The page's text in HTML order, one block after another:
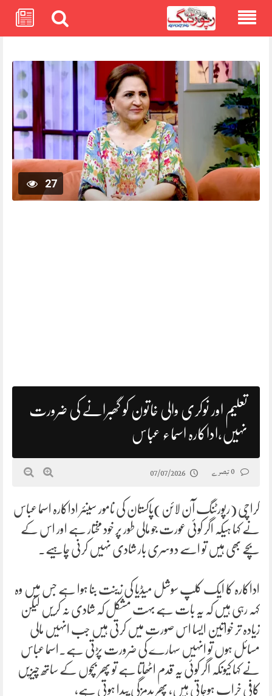
27
تعلیم اور نوکری والی خاتون کو گھبرانے کی ضرورت
نہیں،اداکارہ اسماء عباس
07/07/2026
کراچی (رپورٹنگ آن لائن)پاکستان کی نامور سینئر اداکارہ اسما عباس
نے کہا ہیکہ اگر کوئی عورت جو مالی طور پر خود مختار ہے اور اس کے
بچے بھی ہیں تو اسے دوسری بار شادی نہیں کرنی چاہیے۔
اداکارہ کا ایک کلپ سوشل میڈیا کی زینت بنا ہوا ہے جس میں وہ
کہہ رہی ہیں کہ یہ بات ہے بہت مشکل کہ شادی نہ کریں لیکن
زیادہ تر خواتین ایسا اس صورت میں کرتی ہیں جب انہیں مالی
مسائل ہوں تو انہیں سہارے کی ضرورت پڑتی ہے۔اسما عباس
نے کہا کیونکہ اگر کوئی یہ قدم اٹھاتا ہے تو پھر بچوں کے ساتھ چیزیں
کافی خراب ہوجاتی ہیں، پھر بدمزگی پیدا ہوتی ہے،